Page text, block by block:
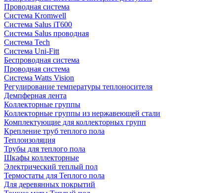
Проводная система
Система Kromwell
Система Salus iT600
Система Salus проводная
Система Tech
Система Uni-Fitt
Беспроводная система
Проводная система
Система Watts Vision
Регулирование температуры теплоносителя
Демпферная лента
Коллекторные группы
Коллекторные группы из нержавеющей стали
Комплектующие для коллекторных групп
Крепление труб теплого пола
Теплоизоляция
Трубы для теплого пола
Шкафы коллекторные
Электрический теплый пол
Термостаты для Теплого пола
Для деревянных покрытий